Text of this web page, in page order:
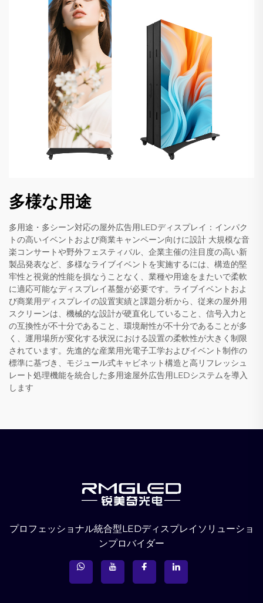
多様な用途
多用途・多シーン対応の屋外広告用LEDディスプレイ：インパク
トの高いイベントおよび商業キャンペーン向けに設計 大規模な音
楽コンサートや野外フェスティバル、企業主催の注目度の高い新
製品発表など、多様なライブイベントを実施するには、構造的堅
牢性と視覚的性能を損なうことなく、業種や用途をまたいで柔軟
に適応可能なディスプレイ基盤が必要です。ライブイベントおよ
び商業用ディスプレイの設置実績と課題分析から、従来の屋外用
スクリーンは、機械的な設計が硬直化していること、信号入力と
の互換性が不十分であること、環境耐性が不十分であることが多
く、運用場所が変化する状況における設置の柔軟性が大きく制限
されています。先進的な産業用光電子工学およびイベント制作の
標準に基づき、モジュール式キャビネット構造と高リフレッシュ
レート処理機能を統合した多用途屋外広告用LEDシステムを導入
します
プロフェッショナル統合型LEDディスプレイソリューショ
ンプロバイダー